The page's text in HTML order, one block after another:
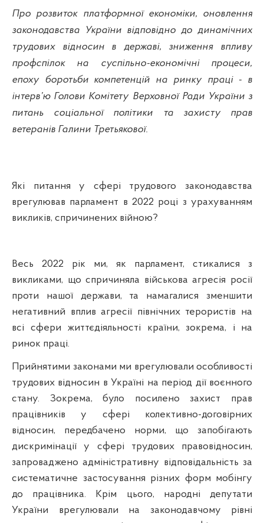
Про розвиток платформної економіки, оновлення
законодавства України відповідно до динамічних
трудових відносин в державі, зниження впливу
профспілок на суспільно-економічні процеси,
епоху боротьби компетенцій на ринку праці - в
інтерв’ю Голови Комітету Верховної Ради України з
питань соціальної політики та захисту прав
ветеранів Галини Третьякової.
Які питання у сфері трудового законодавства
врегулював парламент в 2022 році з урахуванням
викликів, спричинених війною?
Весь 2022 рік ми, як парламент, стикалися з
викликами, що спричиняла військова агресія росії
проти нашої держави, та намагалися зменшити
негативний вплив агресії північних терористів на
всі сфери життєдіяльності країни, зокрема, і на
ринок праці.
Прийнятими законами ми врегулювали особливості
трудових відносин в Україні на період дії воєнного
стану. Зокрема, було посилено захист прав
працівників у сфері колективно-договірних
відносин, передбачено норми, що запобігають
дискримінації у сфері трудових правовідносин,
запроваджено адміністративну відповідальність за
систематичне застосування різних форм мобінгу
до працівника. Крім цього, народні депутати
України врегулювали на законодавчому рівні